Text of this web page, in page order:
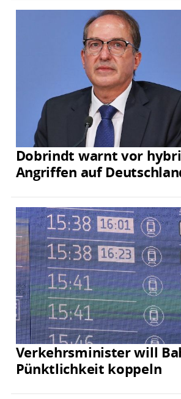
Dobrindt warnt vor
Angriffen auf
Verkehrsminister will
Pünktlichkeit koppeln